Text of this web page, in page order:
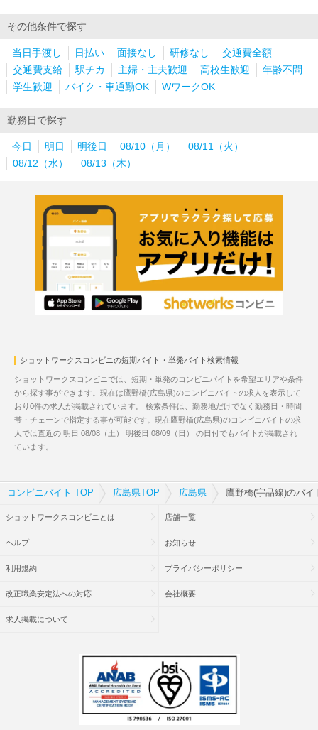
その他条件で探す
当日手渡し 日払い 面接なし 研修なし
交通費全額
交通費支給
駅チカ 主婦・主夫歓迎 高校生歓迎
年齢不問
学生歓迎
バイク・車通勤OK WワークOK
勤務日で探す
今日 明日 明後日 08/10（月）
08/11（火）
08/12（水）
08/13（木）
ショットワークスコンビニの短期バイト・単発バイト検索情報
ショットワークスコンビニでは、短期・単発のコンビニバイトを希望エリアや条件
から探す事ができます。現在は鷹野橋(広島県)のコンビニバイトの求人を表示して
おり0件の求人が掲載されています。 検索条件は、勤務地だけでなく勤務日・時間
帯・チェーンで指定する事が可能です。現在鷹野橋(広島県)のコンビニバイトの求
人では直近の 明日 08/08（土） 明後日 08/09（日）
の日付でもバイトが掲載され
ています。
コンビニバイト TOP 広島県TOP 広島県 鷹野橋(宇品線)のバイ
ショットワークスコンビニとは 店舗一覧
ヘルプ お知らせ
利用規約 プライバシーポリシー
改正職業安定法への対応 会社概要
求人掲載について